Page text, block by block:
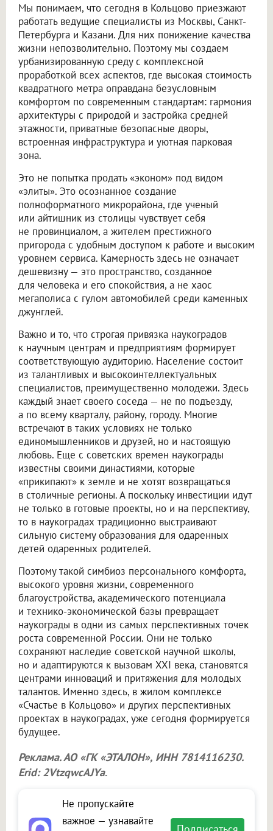
Мы понимаем, что сегодня в Кольцово приезжают
работать ведущие специалисты из Москвы, Санкт-
Петербурга и Казани. Для них понижение качества
жизни непозволительно. Поэтому мы создаем
урбанизированную среду с комплексной
проработкой всех аспектов, где высокая стоимость
квадратного метра оправдана безусловным
комфортом по современным стандартам: гармония
архитектуры с природой и застройка средней
этажности, приватные безопасные дворы,
встроенная инфраструктура и уютная парковая
зона.
Это не попытка продать «эконом» под видом
«элиты». Это осознанное создание
полноформатного микрорайона, где ученый
или айтишник из столицы чувствует себя
не провинциалом, а жителем престижного
пригорода с удобным доступом к работе и высоким
уровнем сервиса. Камерность здесь не означает
дешевизну — это пространство, созданное
для человека и его спокойствия, а не хаос
мегаполиса с гулом автомобилей среди каменных
джунглей.
Важно и то, что строгая привязка наукоградов
к научным центрам и предприятиям формирует
соответствующую аудиторию. Население состоит
из талантливых и высокоинтеллектуальных
специалистов, преимущественно молодежи. Здесь
каждый знает своего соседа — не по подъезду,
а по всему кварталу, району, городу. Многие
встречают в таких условиях не только
единомышленников и друзей, но и настоящую
любовь. Еще с советских времен наукограды
известны своими династиями, которые
«прикипают» к земле и не хотят возвращаться
в столичные регионы. А поскольку инвестиции идут
не только в готовые проекты, но и на перспективу,
то в наукоградах традиционно выстраивают
сильную систему образования для одаренных
детей одаренных родителей.
Поэтому такой симбиоз персонального комфорта,
высокого уровня жизни, современного
благоустройства, академического потенциала
и технико-экономической базы превращает
наукограды в одни из самых перспективных точек
роста современной России. Они не только
сохраняют наследие советской научной школы,
но и адаптируются к вызовам XXI века, становятся
центрами инноваций и притяжения для молодых
талантов. Именно здесь, в жилом комплексе
«Счастье в Кольцово» и других перспективных
проектах в наукоградах, уже сегодня формируется
будущее.
Реклама. АО «ГК «ЭТАЛОН», ИНН 7814116230.
Erid: 2VtzqwcAJYa.
Не пропускайте
важное — узнавайте